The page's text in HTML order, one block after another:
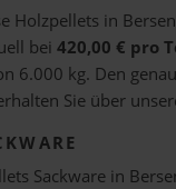
Holzpellets in
bei 420,00 € pro
6.000 kg. Den
Sie über
Sackware in